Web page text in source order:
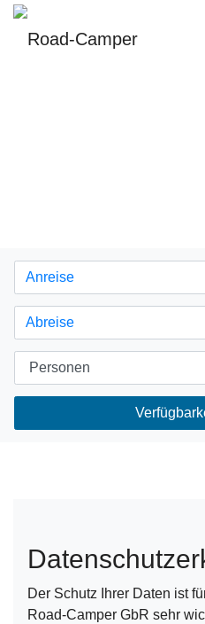
Der Schutz Ihrer Daten ist
Road-Camper GbR sehr